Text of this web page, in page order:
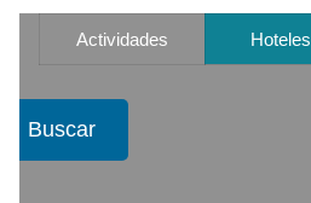
Actividades Hoteles
Buscar